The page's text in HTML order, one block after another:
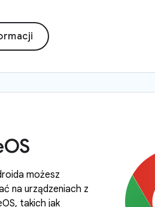
możesz
na urządzeniach z
takich jak